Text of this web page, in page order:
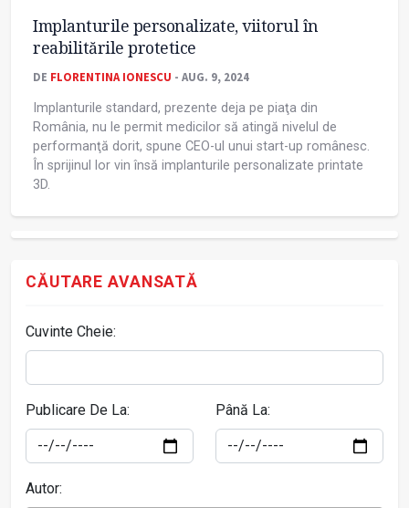
Implanturile personalizate, viitorul în
reabilitările protetice
DE FLORENTINA IONESCU - AUG. 9, 2024
Implanturile standard, prezente deja pe piaţa din
România, nu le permit medicilor să atingă nivelul de
performanţă dorit, spune CEO-ul unui start-up românesc.
În sprijinul lor vin însă implanturile personalizate printate
3D.
CĂUTARE AVANSATĂ
Cuvinte Cheie:
Publicare De La: Până La:
Autor: